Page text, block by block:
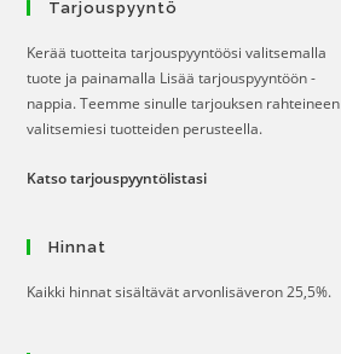
Tarjouspyyntö
Kerää tuotteita tarjouspyyntöösi valitsemalla
tuote ja painamalla Lisää tarjouspyyntöön -
nappia. Teemme sinulle tarjouksen rahteineen
valitsemiesi tuotteiden perusteella.
Katso tarjouspyyntölistasi
Hinnat
Kaikki hinnat sisältävät arvonlisäveron 25,5%.